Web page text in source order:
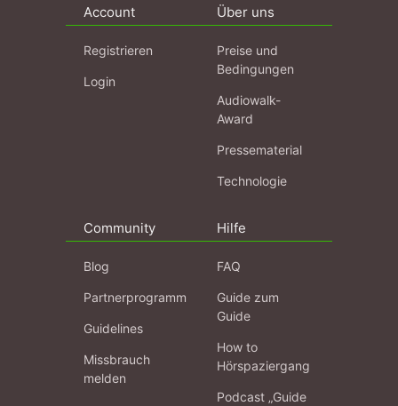
Account
Registrieren
Login
Über uns
Preise und
Bedingungen
Audiowalk-
Award
Pressematerial
Technologie
Community
Blog
Partnerprogramm
Guidelines
Missbrauch
melden
Hilfe
FAQ
Guide zum
Guide
How to
Hörspaziergang
Podcast „Guide